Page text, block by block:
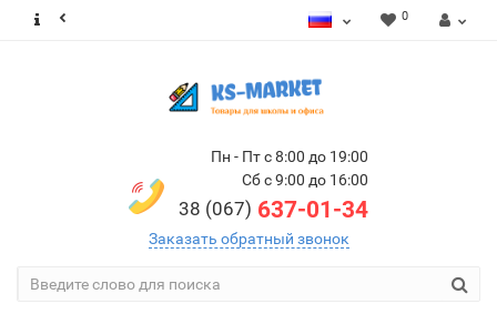
0
Пн - Пт с 8:00 до 19:00
Сб с 9:00 до 16:00
38 (067) 637-01-34
Заказать обратный звонок